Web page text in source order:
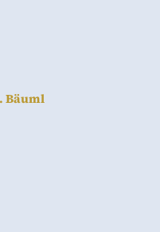
Bäuml